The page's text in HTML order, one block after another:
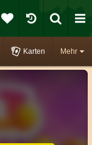
Mehr
Karten